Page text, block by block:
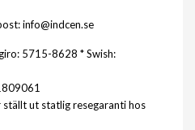
info@indcen.se
5715-8628 * Swish:
ställt ut statlig resegaranti hos